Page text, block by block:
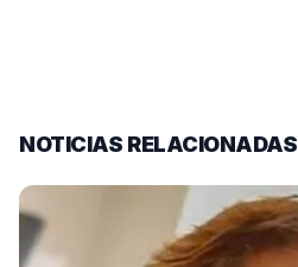
NOTICIAS RELACIONADAS